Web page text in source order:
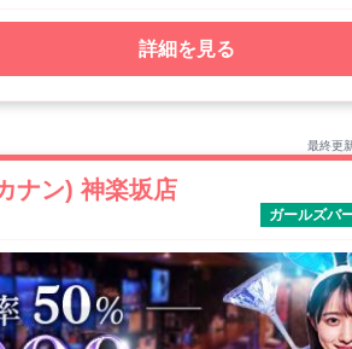
詳細を見る
最終更
ナン) 神楽坂店
ガールズバ